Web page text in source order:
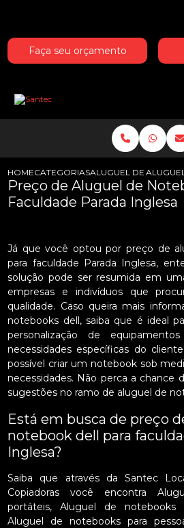
Faça seu orçamento
HOMECATEGORIASALUGUEL DE
Preço de Aluguel de
Faculdade Parada Inglesa
Já que você optou por preço de
para faculdade Parada Inglesa,
solução pode ser resumida em
empresas e indivíduos que
qualidade. Caso queira mais
notebooks dell, saiba que é ideal
personalização de
necessidades específicas do
possível criar um notebook sob
necessidades. Não perca a chance
sugestões no ramo de aluguel de
Está em busca de preço
notebook dell para
Inglesa?
Saiba que através da Santec
Copiadoras você encontra
portáteis, Aluguel de notebooks
Aluguel de notebooks para